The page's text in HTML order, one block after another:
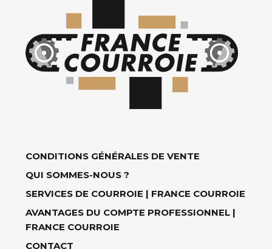
CONDITIONS GÉNÉRALES DE VENTE
QUI SOMMES-NOUS ?
SERVICES DE COURROIE | FRANCE COURROIE
AVANTAGES DU COMPTE PROFESSIONNEL |
FRANCE COURROIE
CONTACT